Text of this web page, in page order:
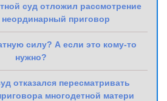
суд отложил рассмотрение
приговор
силу? А если это кому-то
нужно?
отказался пересматривать
многодетной матери